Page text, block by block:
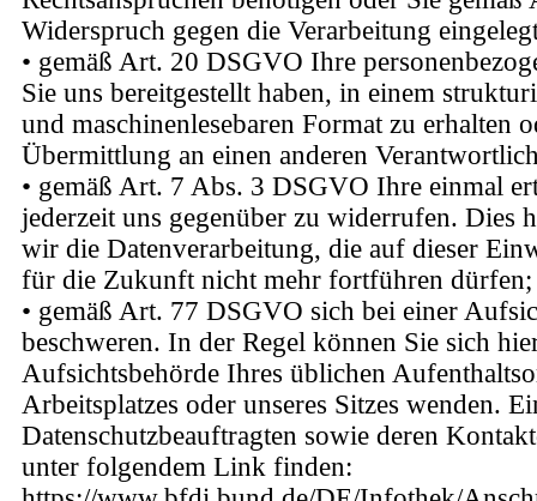
Widerspruch gegen die Verarbeitung
• gemäß Art. 20 DSGVO Ihre
Sie uns bereitgestellt haben, in einem
und maschinenlesebaren Format zu erhalten
Übermittlung an einen anderen
• gemäß Art. 7 Abs. 3 DSGVO Ihre einmal
jederzeit uns gegenüber zu widerrufen. Dies
wir die Datenverarbeitung, die auf dieser
für die Zukunft nicht mehr fortführen dürfen;
• gemäß Art. 77 DSGVO sich bei einer
beschweren. In der Regel können Sie sich
Aufsichtsbehörde Ihres üblichen
Arbeitsplatzes oder unseres Sitzes wenden.
Datenschutzbeauftragten sowie deren
unter folgendem Link finden: